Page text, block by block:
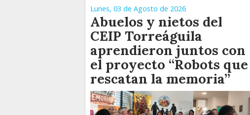
Lunes, 03 de Agosto de 2026
Abuelos y nietos del
CEIP Torreáguila
aprendieron juntos con
el proyecto “Robots que
rescatan la memoria”